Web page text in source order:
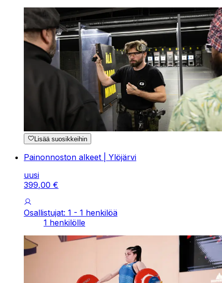
Lisää suosikkeihin
Painonnoston alkeet | Ylöjärvi
uusi
399,00 €
Osallistujat: 1 - 1 henkilöä
1 henkilölle